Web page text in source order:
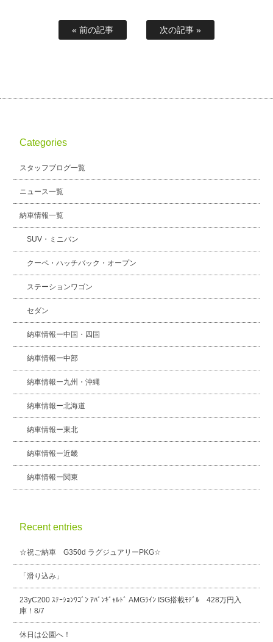
« 前の記事 次の記事 »
Categories
スタッフブログ一覧
ニュース一覧
納車情報一覧
SUV・ミニバン
クーペ・ハッチバック・オープン
ステーションワゴン
セダン
納車情報ー中国・四国
納車情報ー中部
納車情報ー九州・沖縄
納車情報ー北海道
納車情報ー東北
納車情報ー近畿
納車情報ー関東
Recent entries
☆祝ご納車 G350d ラグジュアリーPKG☆
「滑り込み」
23yC200 ｽﾃｰｼｮﾝﾜｺﾞﾝ ｱﾊﾞﾝｷﾞｬﾙﾄﾞ AMGﾗｲﾝ ISG搭載ﾓﾃﾞﾙ 428万円入
庫！8/7
休日は公園へ！